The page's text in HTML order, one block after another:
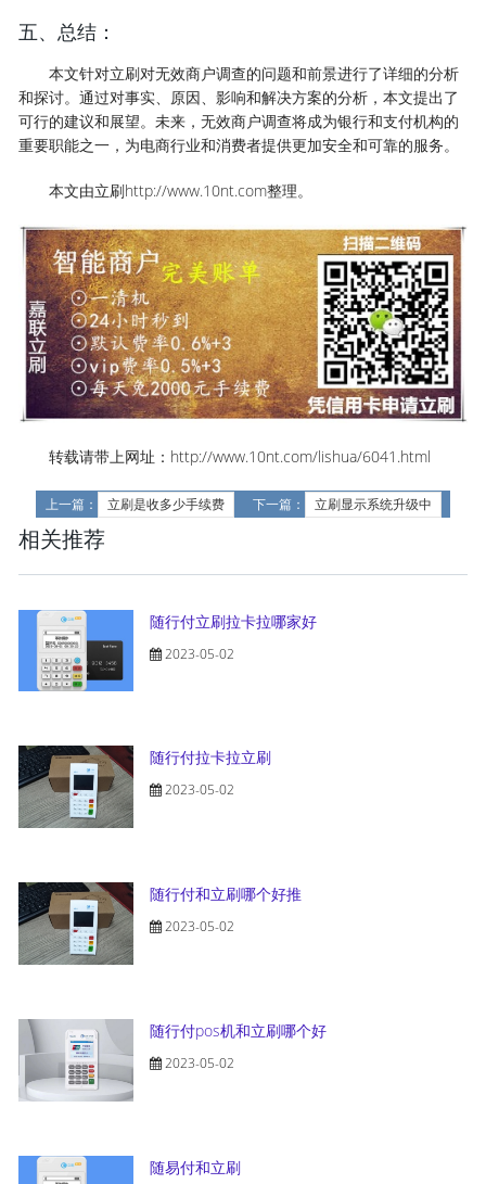
五、总结：
本文针对立刷对无效商户调查的问题和前景进行了详细的分析
和探讨。通过对事实、原因、影响和解决方案的分析，本文提出了
可行的建议和展望。未来，无效商户调查将成为银行和支付机构的
重要职能之一，为电商行业和消费者提供更加安全和可靠的服务。
本文由立刷http://www.10nt.com整理。
转载请带上网址：http://www.10nt.com/lishua/6041.html
上一篇： 立刷是收多少手续费 下一篇： 立刷显示系统升级中
相关推荐
随行付立刷拉卡拉哪家好
2023-05-02
随行付拉卡拉立刷
2023-05-02
随行付和立刷哪个好推
2023-05-02
随行付pos机和立刷哪个好
2023-05-02
随易付和立刷